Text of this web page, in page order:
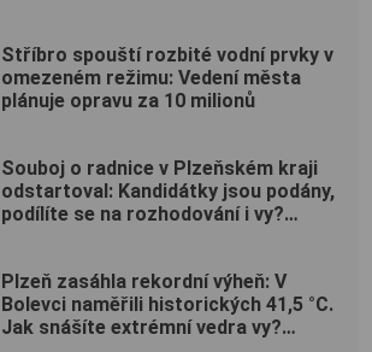
Stříbro spouští rozbité vodní prvky v
omezeném režimu: Vedení města
plánuje opravu za 10 milionů
Souboj o radnice v Plzeňském kraji
odstartoval: Kandidátky jsou podány,
podílíte se na rozhodování i vy?
Plzeň zasáhla rekordní výheň: V
Bolevci naměřili historických 41,5 °C.
Jak snášíte extrémní vedra vy?